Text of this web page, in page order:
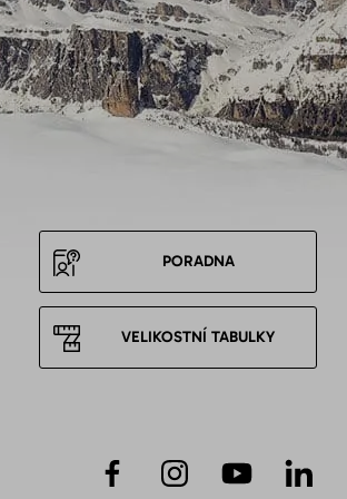
PORADNA
VELIKOSTNÍ TABULKY